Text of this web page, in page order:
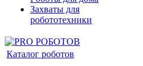
Захваты для
робототехники
Каталог роботов